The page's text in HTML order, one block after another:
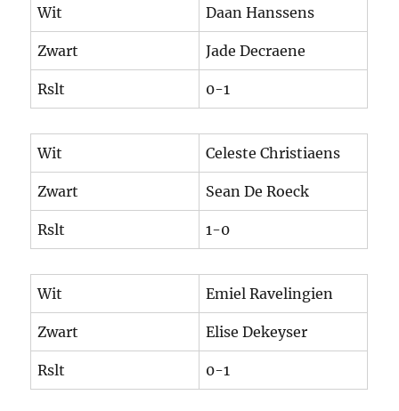
Wit Daan Hanssens
Zwart Jade Decraene
Rslt 0-1
Wit Celeste Christiaens
Zwart Sean De Roeck
Rslt 1-0
Wit Emiel Ravelingien
Zwart Elise Dekeyser
Rslt 0-1